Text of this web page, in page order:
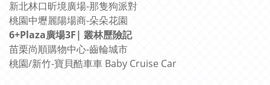
新北林口昕境廣場-那隻狗派對
桃園中壢麗陽場商-朵朵花園
6+Plaza廣場3F| 叢林歷險記
苗栗尚順購物中心-齒輪城市
桃園/新竹-寶貝酷車車 Baby Cruise Car